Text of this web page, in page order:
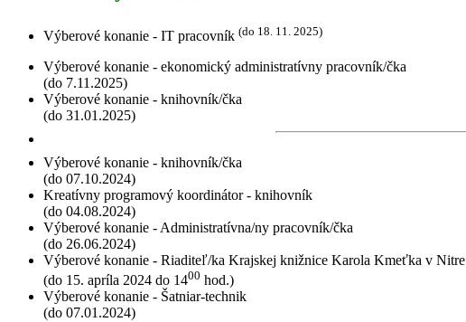
Výberové konanie - IT pracovník (do 18. 11. 2025)
Výberové konanie - ekonomický administratívny pracovník/čka
(do 7.11.2025)
Výberové konanie - knihovník/čka
(do 31.01.2025)
Výberové konanie - knihovník/čka
(do 07.10.2024)
Kreatívny programový koordinátor - knihovník
(do 04.08.2024)
Výberové konanie - Administratívna/ny pracovník/čka
(do 26.06.2024)
Výberové konanie - Riaditeľ/ka Krajskej knižnice Karola Kmeťka v Nitre
(do 15. apríla 2024 do 1400 hod.)
Výberové konanie - Šatniar-technik
(do 07.01.2024)